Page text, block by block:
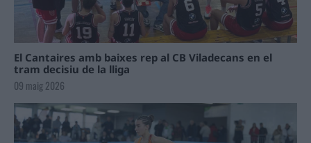
El Cantaires amb baixes rep al CB Viladecans en el
tram decisiu de la lliga
09 maig 2026